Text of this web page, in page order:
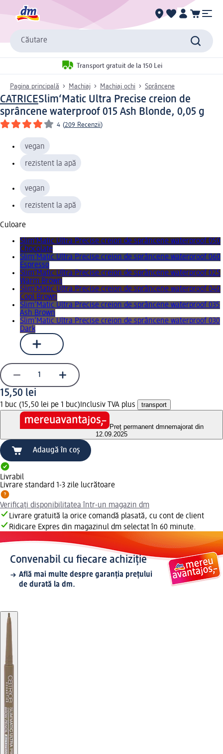
Căutare
Transport gratuit de la 150 Lei
Pagina principală Machiaj Machiaj ochi Sprâncene
CATRICESlim‘Matic Ultra Precise creion de
sprâncene waterproof 015 Ash Blonde, 0,05 g
4 (209 Recenzii)
vegan
rezistent la apă
vegan
rezistent la apă
Culoare
Slim‘Matic Ultra Precise creion de sprâncene waterproof 050
Chocolate
Slim‘Matic Ultra Precise creion de sprâncene waterproof 060
Espresso
Slim‘Matic Ultra Precise creion de sprâncene waterproof 025
Warm Brown
Slim‘Matic Ultra Precise creion de sprâncene waterproof 040
Cool Brown
Slim‘Matic Ultra Precise creion de sprâncene waterproof 035
Ash Brown
Slim‘Matic Ultra Precise creion de sprâncene waterproof 030
Dark
15,50 lei
1 buc (15,50 lei pe 1 buc) Inclusiv TVA plus transport
Preț permanent dmnemajorat din
12.09.2025
Adaugă în coș
Livrabil
Livrare standard 1-3 zile lucrătoare
Verificați disponibilitatea într-un magazin dm
Livrare gratuită la orice comandă plasată, cu cont de client
Ridicare Expres din magazinul dm selectat în 60 minute.
Convenabil cu fiecare achiziție
Află mai multe despre garanția prețului
de durată la dm.